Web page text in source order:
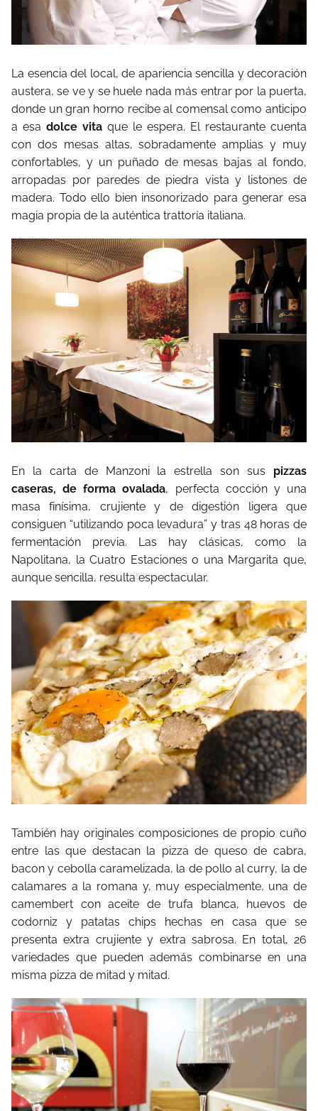
La esencia del local, de apariencia sencilla y decoración
austera, se ve y se huele nada más entrar por la puerta,
donde un gran horno recibe al comensal como anticipo
a esa dolce vita que le espera. El restaurante cuenta
con dos mesas altas, sobradamente amplias y muy
confortables, y un puñado de mesas bajas al fondo,
arropadas por paredes de piedra vista y listones de
madera. Todo ello bien insonorizado para generar esa
magia propia de la auténtica trattoría italiana.
En la carta de Manzoni la estrella son sus pizzas
caseras, de forma ovalada, perfecta cocción y una
masa finísima, crujiente y de digestión ligera que
consiguen “utilizando poca levadura” y tras 48 horas de
fermentación previa. Las hay clásicas, como la
Napolitana, la Cuatro Estaciones o una Margarita que,
aunque sencilla, resulta espectacular.
También hay originales composiciones de propio cuño
entre las que destacan la pizza de queso de cabra,
bacon y cebolla caramelizada, la de pollo al curry, la de
calamares a la romana y, muy especialmente, una de
camembert con aceite de trufa blanca, huevos de
codorniz y patatas chips hechas en casa que se
presenta extra crujiente y extra sabrosa. En total, 26
variedades que pueden además combinarse en una
misma pizza de mitad y mitad.